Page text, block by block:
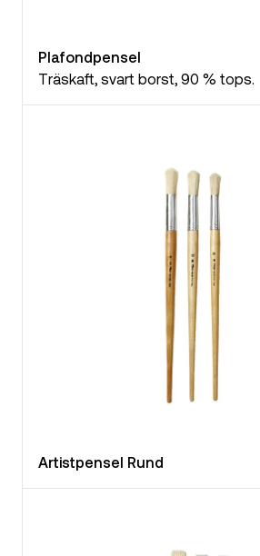
Plafondpensel
Träskaft, svart borst, 90 % tops.
Artistpensel Rund